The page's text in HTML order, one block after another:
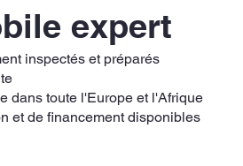
expert
inspectés et préparés
dans toute l'Europe et l'Afrique
et de financement disponibles